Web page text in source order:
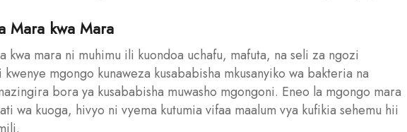
Mara kwa Mara
kwa mara ni muhimu ili kuondoa uchafu, mafuta, na seli za ngozi
mgongo kunaweza kusababisha mkusanyiko wa bakteria na
bora ya kusababisha muwasho mgongoni. Eneo la mgongo mara
wa kuoga, hivyo ni vyema kutumia vifaa maalum vya kufikia sehemu hii